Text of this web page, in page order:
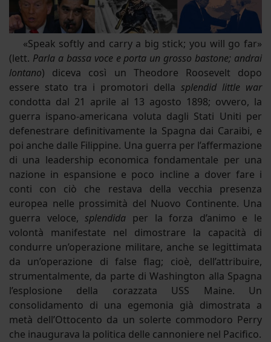
«Speak softly and carry a big stick; you will go far»
(lett. Parla a bassa voce e porta un grosso bastone; andrai
lontano) diceva così un Theodore Roosevelt dopo
essere stato tra i promotori della splendid little war
condotta dal 21 aprile al 13 agosto 1898; ovvero, la
guerra ispano-americana voluta dagli Stati Uniti per
defenestrare definitivamente la Spagna dai Caraibi, e
poi anche dalle Filippine. Una guerra per l’affermazione
di una leadership economica fondamentale per una
nazione in espansione e poco incline a dover fare i
conti con ciò che restava della vecchia presenza
europea nelle prossimità del Nuovo Continente. Una
guerra veloce,splendida per la forza d’animo e le
volontà manifestate nel dimostrare la capacità di
condurre un’operazione militare, anche se legittimata
da un’operazione di false flag; cioè, dell’attribuire,
strumentalmente, da parte di Washington alla Spagna
l’esplosione della corazzata USS Maine. Un
consolidamento di una egemonia già dimostrata a
metà dell’Ottocento da un solerte commodoro Perry
che inaugurava la politica delle cannoniere nel Pacifico.